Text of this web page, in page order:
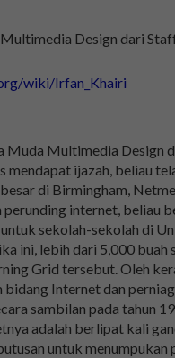
Design dari
wiki/Irfan_Khairi
Muda Multimedia Design
mendapat ijazah, beliau
di Birmingham,
internet, beliau
sekolah-sekolah di
ini, lebih dari 5,000
Grid tersebut. Oleh
Internet dan
sambilan pada tahun
adalah berlipat kali
untuk menumpukan